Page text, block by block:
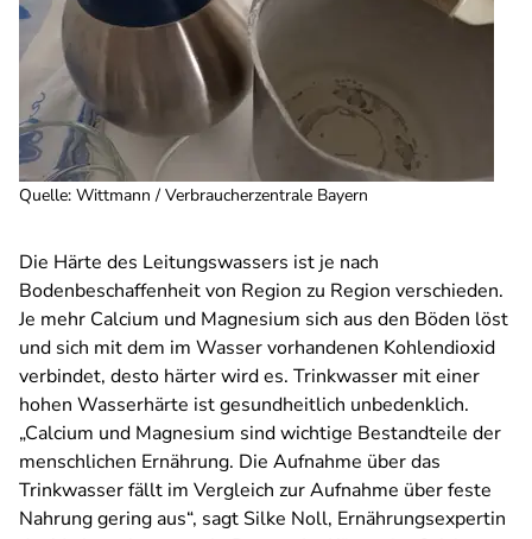
Quelle: Wittmann / Verbraucherzentrale Bayern
Die Härte des Leitungswassers ist je nach
Bodenbeschaffenheit von Region zu Region verschieden.
Je mehr Calcium und Magnesium sich aus den Böden löst
und sich mit dem im Wasser vorhandenen Kohlendioxid
verbindet, desto härter wird es. Trinkwasser mit einer
hohen Wasserhärte ist gesundheitlich unbedenklich.
„Calcium und Magnesium sind wichtige Bestandteile der
menschlichen Ernährung. Die Aufnahme über das
Trinkwasser fällt im Vergleich zur Aufnahme über feste
Nahrung gering aus“, sagt Silke Noll, Ernährungsexpertin